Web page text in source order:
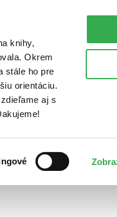
knihy,
Okrem
stále ho pre
orientáciu.
aj s